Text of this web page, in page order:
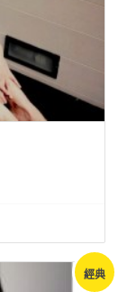
經典